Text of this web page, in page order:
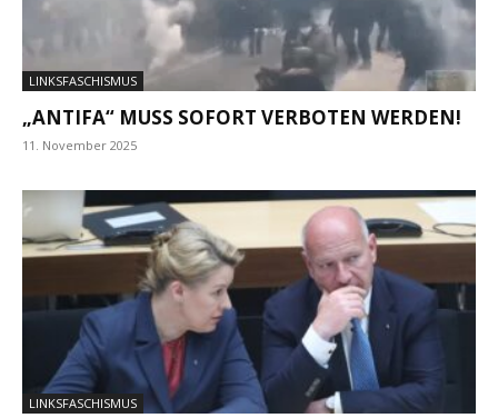
LINKSFASCHISMUS
„ANTIFA“ MUSS SOFORT VERBOTEN WERDEN!
11. November 2025
LINKSFASCHISMUS